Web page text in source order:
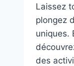
Laissez
plongez
uniques.
des